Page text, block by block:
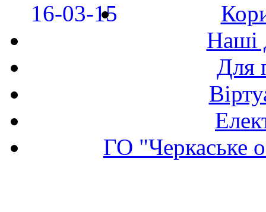
Наші
Для
ГО "Черкаське